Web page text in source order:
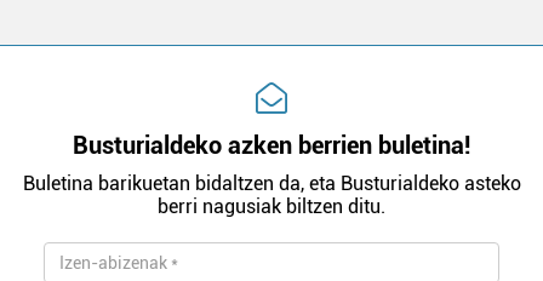
Busturialdeko azken berrien buletina!
Buletina barikuetan bidaltzen da, eta Busturialdeko asteko
berri nagusiak biltzen ditu.